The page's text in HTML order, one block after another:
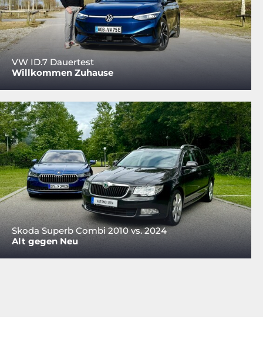
VW ID.7 Dauertest
Willkommen Zuhause
Skoda Superb Combi 2010 vs. 2024
Alt gegen Neu